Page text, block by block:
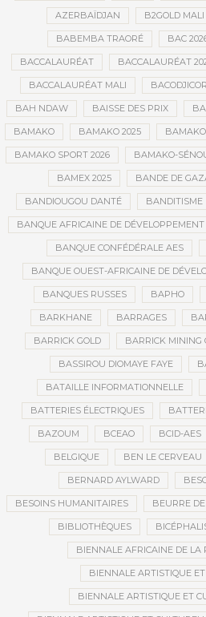
AZERBAÏDJAN B2GOLD MALI
BABEMBA TRAORÉ BAC
BACCALAURÉAT BACCALAURÉAT
BACCALAURÉAT MALI
BAH NDAW BAISSE DES PRIX
BAMAKO BAMAKO 2025
BAMAKO SPORT 2026 BAMAKO-
BAMEX 2025 BANDE DE
BANDIOUGOU DANTÉ BANDITISME
BANQUE AFRICAINE DE DÉVELOPPEMENT
BANQUE CONFÉDÉRALE AES
BANQUE OUEST-AFRICAINE DE
BANQUES RUSSES BAPHO
BARKHANE BARRAGES
BARRICK GOLD BARRICK MINING
BASSIROU DIOMAYE FAYE
BATAILLE INFORMATIONNELLE
BATTERIES ÉLECTRIQUES
BAZOUM BCEAO BCID-AES
BELGIQUE BEN LE CERVEAU
BERNARD AYLWARD
BESOINS HUMANITAIRES BEURRE
BIBLIOTHÈQUES
BIENNALE AFRICAINE DE LA
BIENNALE ARTISTIQUE
BIENNALE ARTISTIQUE ET